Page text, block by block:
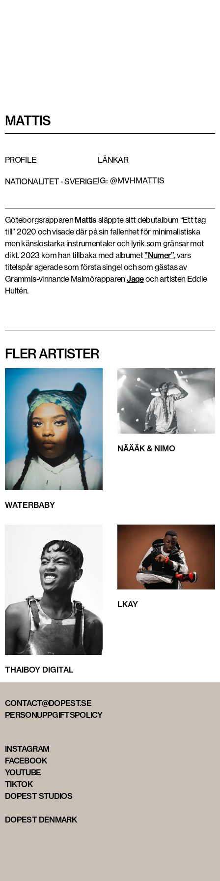
MATTIS
PROFILE
NATIONALITET -SVERIGE
LÄNKAR
IG: @MVHMATTIS
GöteborgsrapparenMattis släppte sitt debutalbum “Ett tag
till” 2020 och visade där på sin fallenhet för minimalistiska
men känslostarka instrumentaler och lyrik som gränsar mot
dikt. 2023 kom han tillbaka med albumet”Numer”, vars
titelspår agerade som första singel och som gästas av
Grammis-vinnande MalmörapparenJaqeoch artisten Eddie
Hultén.
FLER ARTISTER
WATERBABY
NÄÄÄK & NIMO
THAIBOY DIGITAL
LKAY
CONTACT@DOPEST.SE
PERSONUPPGIFTSPOLICY
INSTAGRAM
FACEBOOK
YOUTUBE
TIKTOK
DOPEST STUDIOS
DOPEST DENMARK